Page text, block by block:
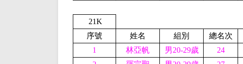
21K
序號
姓名 組別 總名次
1
林亞帆 男20-29歲 24